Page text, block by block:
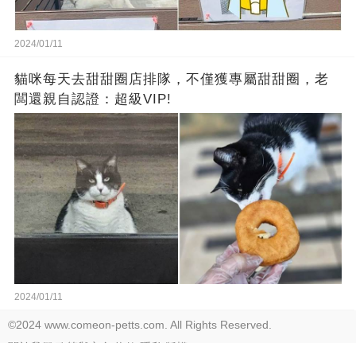
2024/01/11
貓咪每天去甜甜圈店排隊，不僅獲專屬甜甜圈，老
闆還親自認證：超級VIP!
2024/01/11
©2024 www.comeon-petts.com. All Rights Reserved.